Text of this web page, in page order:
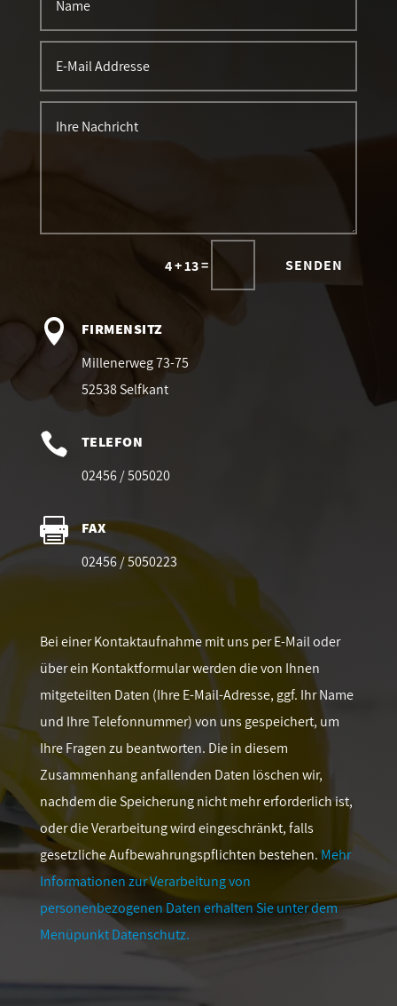
4 + 13= SENDEN

FIRMENSITZ
Millenerweg 73-75
52538 Selfkant

TELEFON
02456 / 505020

FAX
02456 / 5050223
Bei einer Kontaktaufnahme mit uns per E-Mail oder
über ein Kontaktformular werden die von Ihnen
mitgeteilten Daten (Ihre E-Mail-Adresse, ggf. Ihr Name
und Ihre Telefonnummer) von uns gespeichert, um
Ihre Fragen zu beantworten. Die in diesem
Zusammenhang anfallenden Daten löschen wir,
nachdem die Speicherung nicht mehr erforderlich ist,
oder die Verarbeitung wird eingeschränkt, falls
gesetzliche Aufbewahrungspflichten bestehen. Mehr
Informationen zur Verarbeitung von
personenbezogenen Daten erhalten Sie unter dem
Menüpunkt Datenschutz.